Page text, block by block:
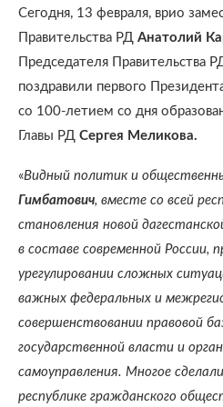
Сегодня, 13 февраля, врио
Правительства РД Анатолий
Председателя Правительства
поздравили первого
со 100-летием со дня
Главы РД Сергея Меликова.
«Видный политик и
Гимбатович, вместе со всей
становления новой
в составе современной России,
урегулировании сложных
важных федеральных и
совершенствовании правовой
государственной власти и
самоуправления. Многое
республике гражданского